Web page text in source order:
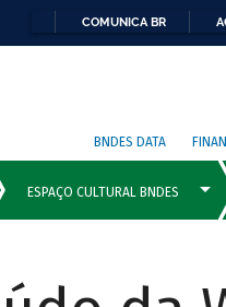
COMUNICA BR
BNDES DATA